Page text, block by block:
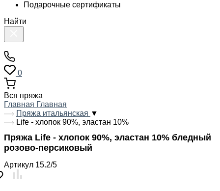
Подарочные сертификаты
Найти
0
Вся пряжа
Главная Главная
Пряжа итальянская ▼
Life - хлопок 90%, эластан 10%
Пряжа Life - хлопок 90%, эластан 10% бледный
розово-персиковый
Артикул 15.2/5